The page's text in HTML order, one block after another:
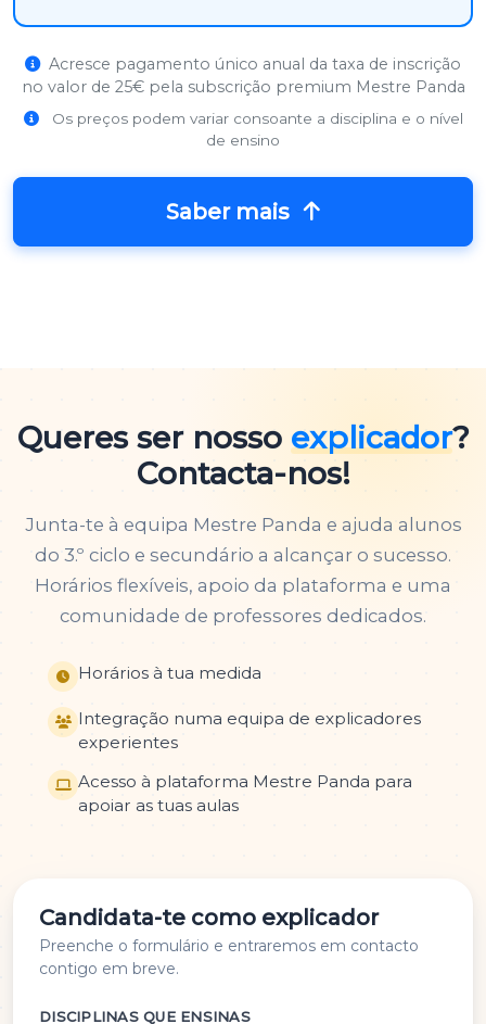
Acresce pagamento único anual da taxa de inscrição
no valor de 25€ pela subscrição premium Mestre Panda
Os preços podem variar consoante a disciplina e o nível
de ensino
Saber mais
Queres ser nosso explicador?
Contacta-nos!
Junta-te à equipa Mestre Panda e ajuda alunos
do 3.º ciclo e secundário a alcançar o sucesso.
Horários flexíveis, apoio da plataforma e uma
comunidade de professores dedicados.
Horários à tua medida
Integração numa equipa de explicadores
experientes
Acesso à plataforma Mestre Panda para
apoiar as tuas aulas
Candidata-te como explicador
Preenche o formulário e entraremos em contacto
contigo em breve.
DISCIPLINAS QUE ENSINAS